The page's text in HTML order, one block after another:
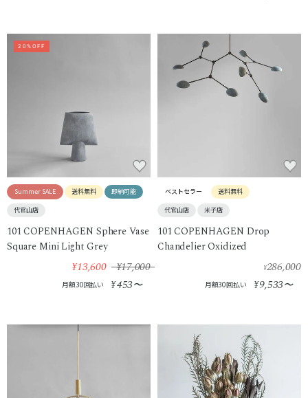
20%OFF
Summer SALE 送料無料 即納可能
代官山店
101 COPENHAGEN Sphere Vase
Square Mini Light Grey
¥13,600 ¥17,000
月額30回払い ¥453〜
ベストセラー 送料無料
代官山店 米子店
101 COPENHAGEN Drop
Chandelier Oxidized
¥286,000
月額30回払い ¥9,533〜